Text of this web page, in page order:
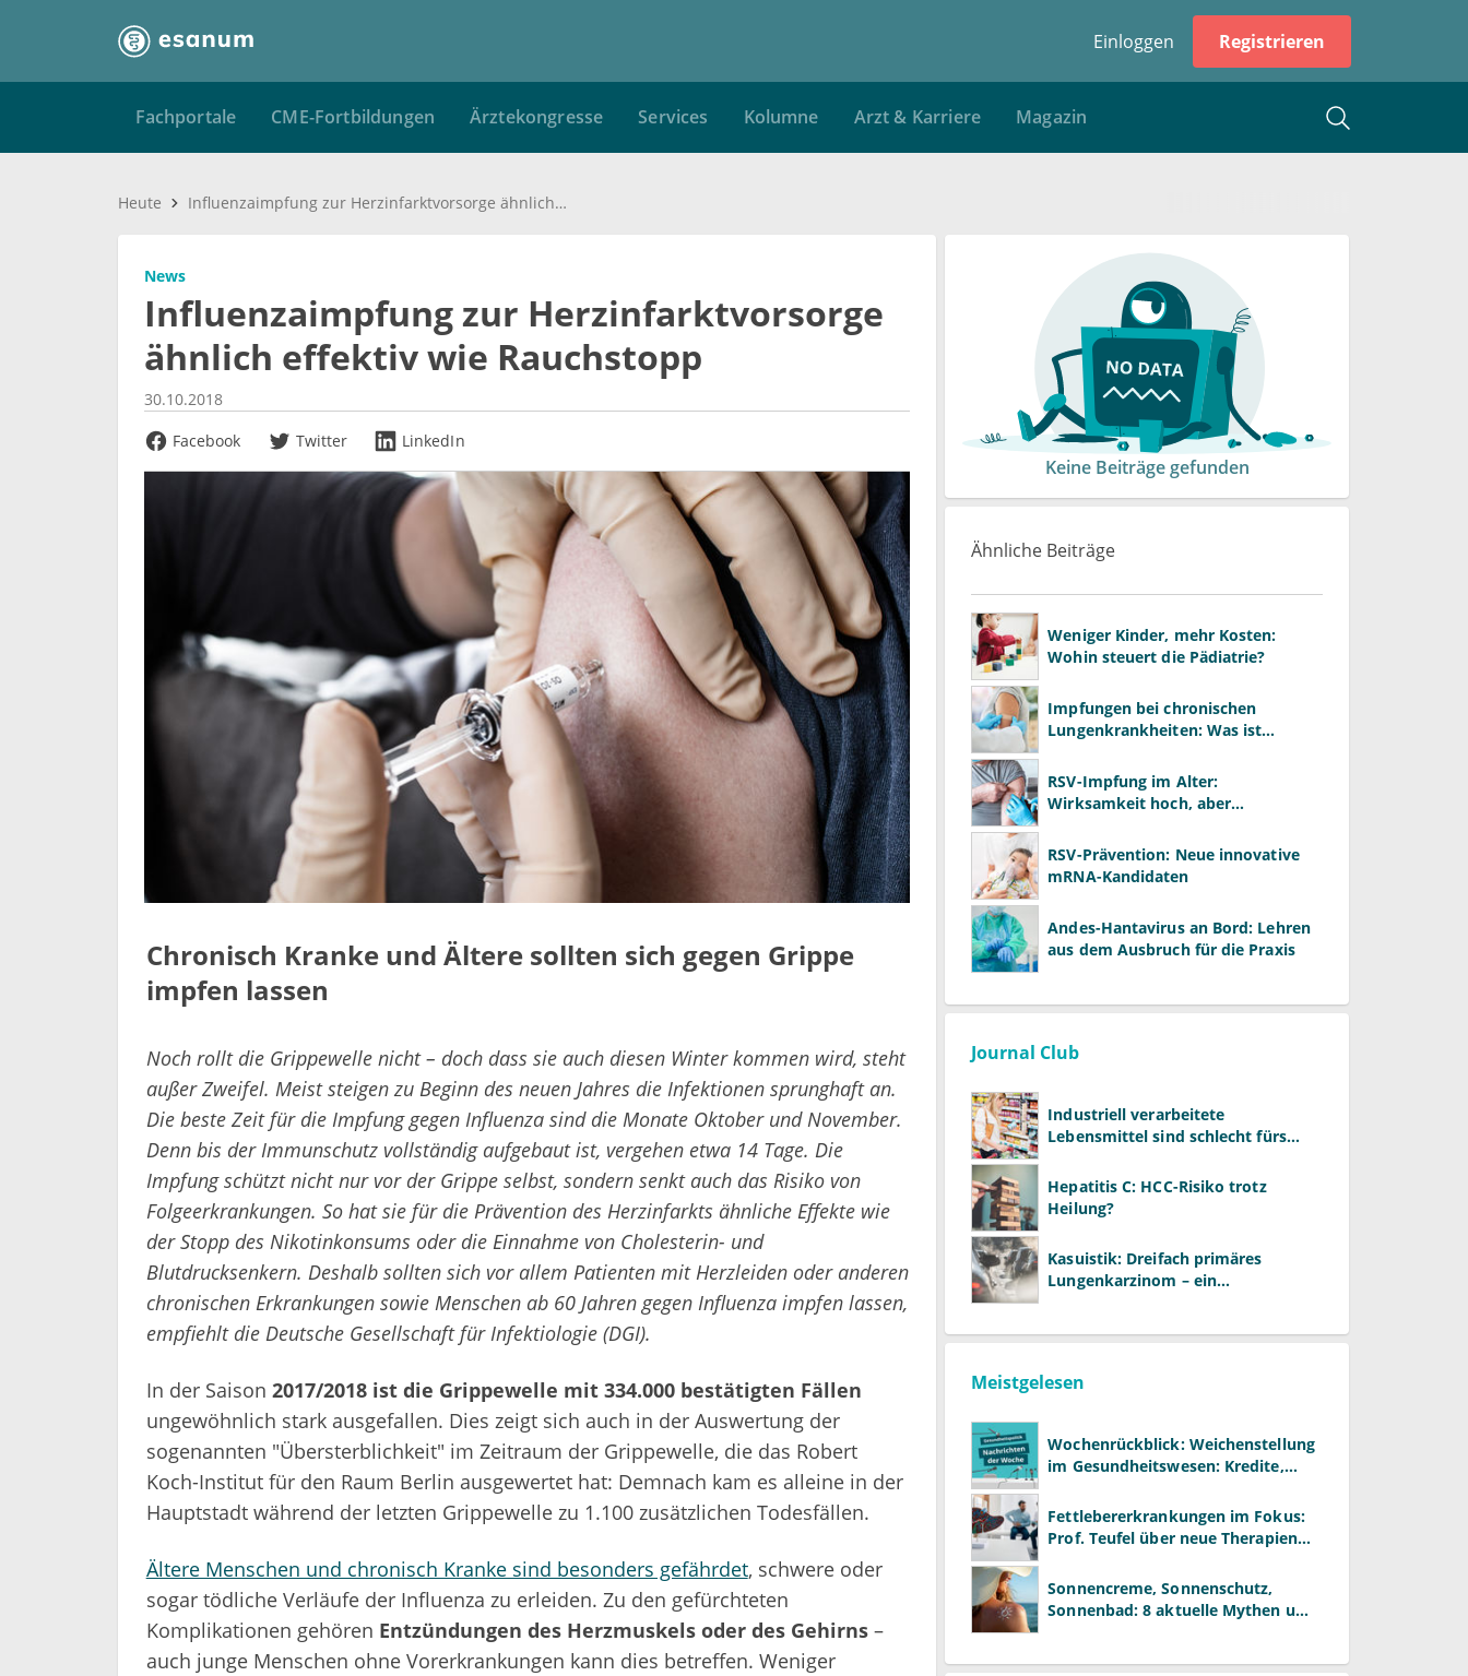
Einloggen Registrieren
Fachportale CME-Fortbildungen Ärztekongresse Services Kolumne Arzt & Karriere Magazin
Heute Influenzaimpfung zur Herzinfarktvorsorge ähnlich effektiv wie Rauchstopp
News
Influenzaimpfung zur Herzinfarktvorsorge
ähnlich effektiv wie Rauchstopp
30.10.2018
Facebook
Twitter LinkedIn
Chronisch Kranke und Ältere sollten sich gegen Grippe
impfen lassen
Noch rollt die Grippewelle nicht – doch dass sie auch diesen Winter kommen wird, steht
außer Zweifel. Meist steigen zu Beginn des neuen Jahres die Infektionen sprunghaft an.
Die beste Zeit für die Impfung gegen Influenza sind die Monate Oktober und November.
Denn bis der Immunschutz vollständig aufgebaut ist, vergehen etwa 14 Tage. Die
Impfung schützt nicht nur vor der Grippe selbst, sondern senkt auch das Risiko von
Folgeerkrankungen. So hat sie für die Prävention des Herzinfarkts ähnliche Effekte wie
der Stopp des Nikotinkonsums oder die Einnahme von Cholesterin- und
Blutdrucksenkern. Deshalb sollten sich vor allem Patienten mit Herzleiden oder anderen
chronischen Erkrankungen sowie Menschen ab 60 Jahren gegen Influenza impfen lassen,
empfiehlt die Deutsche Gesellschaft für Infektiologie (DGI).
In der Saison 2017/2018 ist die Grippewelle mit 334.000 bestätigten Fällen
ungewöhnlich stark ausgefallen. Dies zeigt sich auch in der Auswertung der
sogenannten "Übersterblichkeit" im Zeitraum der Grippewelle, die das Robert
Koch-Institut für den Raum Berlin ausgewertet hat: Demnach kam es alleine in der
Hauptstadt während der letzten Grippewelle zu 1.100 zusätzlichen Todesfällen.
Ältere Menschen und chronisch Kranke sind besonders gefährdet, schwere oder
sogar tödliche Verläufe der Influenza zu erleiden. Zu den gefürchteten
Komplikationen gehören Entzündungen des Herzmuskels oder des Gehirns–
auch junge Menschen ohne Vorerkrankungen kann dies betreffen. Weniger
Keine Beiträge gefunden
Ähnliche Beiträge
Weniger Kinder, mehr Kosten:
Wohin steuert die Pädiatrie?
Impfungen bei chronischen
Lungenkrankheiten: Was ist
RSV-Impfung im Alter:
Wirksamkeit hoch, aber
RSV-Prävention: Neue innovative
mRNA-Kandidaten
Andes-Hantavirus an Bord: Lehren
aus dem Ausbruch für die Praxis
Journal Club
Industriell verarbeitete
Lebensmittel sind schlecht fürs
Hepatitis C: HCC-Risiko trotz
Heilung?
Kasuistik: Dreifach primäres
Lungenkarzinom – ein
Meistgelesen
Wochenrückblick: Weichenstellung
im Gesundheitswesen: Kredite,
Fettlebererkrankungen im Fokus:
Prof. Teufel über neue Therapien
Sonnencreme, Sonnenschutz,
Sonnenbad: 8 aktuelle Mythen und